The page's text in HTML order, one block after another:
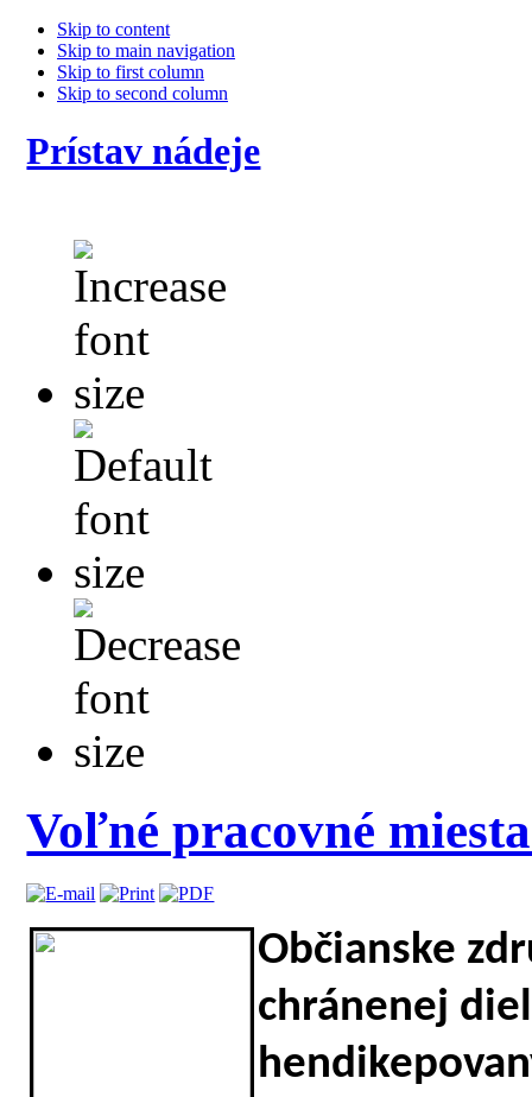
Skip to content
Skip to main navigation
Skip to first column
Skip to second column
Prístav nádeje
Voľné pracovné
Občianske
chránenej